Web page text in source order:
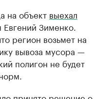
на объект выехал
Зименко.
регион возьмет на
вывоза мусора —
полигон не будет